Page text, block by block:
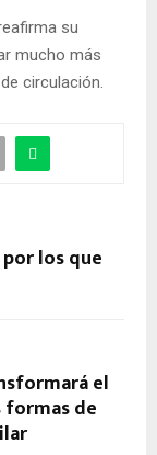
su
mucho más
circulación.
los que
el
de